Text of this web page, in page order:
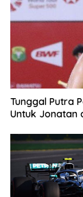
Tunggal Putra
Untuk Jonatan